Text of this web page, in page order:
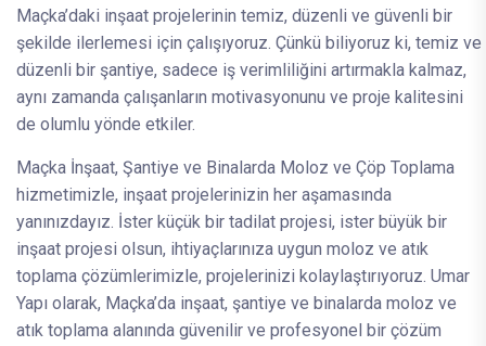
Maçka’daki inşaat projelerinin temiz, düzenli ve güvenli bir
şekilde ilerlemesi için çalışıyoruz. Çünkü biliyoruz ki, temiz ve
düzenli bir şantiye, sadece iş verimliliğini artırmakla kalmaz,
aynı zamanda çalışanların motivasyonunu ve proje kalitesini
de olumlu yönde etkiler.
Maçka İnşaat, Şantiye ve Binalarda Moloz ve Çöp Toplama
hizmetimizle, inşaat projelerinizin her aşamasında
yanınızdayız. İster küçük bir tadilat projesi, ister büyük bir
inşaat projesi olsun, ihtiyaçlarınıza uygun moloz ve atık
toplama çözümlerimizle, projelerinizi kolaylaştırıyoruz. Umar
Yapı olarak, Maçka’da inşaat, şantiye ve binalarda moloz ve
atık toplama alanında güvenilir ve profesyonel bir çözüm